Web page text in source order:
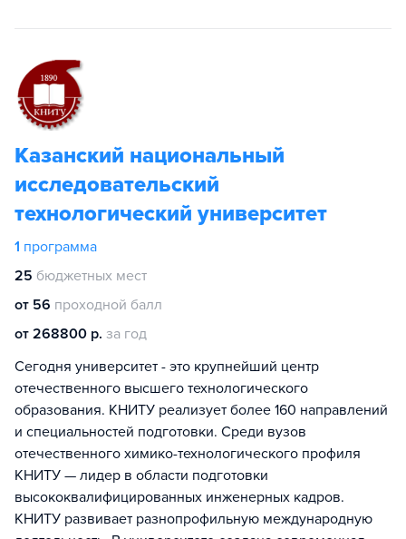
Казанский национальный
исследовательский
технологический университет
1 программа
25 бюджетных мест
от 56 проходной балл
от 268800 р. за год
Сегодня университет - это крупнейший центр
отечественного высшего технологического
образования. КНИТУ реализует более 160 направлений
и специальностей подготовки. Среди вузов
отечественного химико-технологического профиля
КНИТУ — лидер в области подготовки
высококвалифицированных инженерных кадров.
КНИТУ развивает разнопрофильную международную